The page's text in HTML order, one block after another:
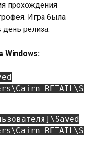
прохождения
Игра была
день релиза.
Windows: